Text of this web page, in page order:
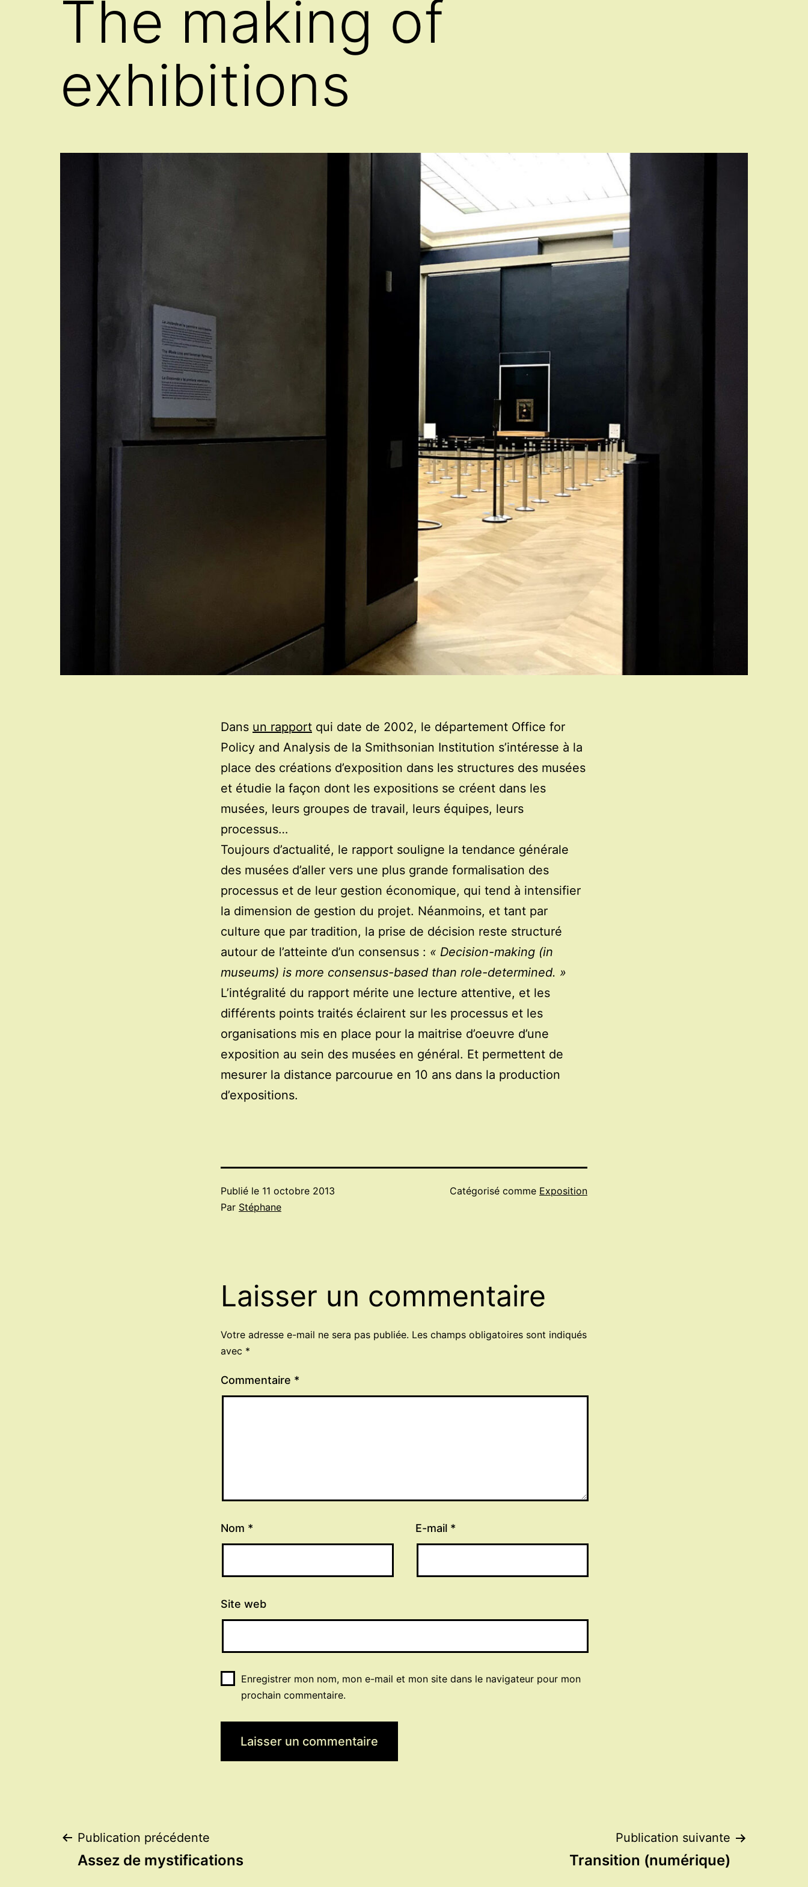
The making of
exhibitions
Dans un rapport qui date de 2002, le département Office for
Policy and Analysis de la Smithsonian Institution s’intéresse à la
place des créations d’exposition dans les structures des musées
et étudie la façon dont les expositions se créent dans les
musées, leurs groupes de travail, leurs équipes, leurs
processus…
Toujours d’actualité, le rapport souligne la tendance générale
des musées d’aller vers une plus grande formalisation des
processus et de leur gestion économique, qui tend à intensifier
la dimension de gestion du projet. Néanmoins, et tant par
culture que par tradition, la prise de décision reste structuré
autour de l’atteinte d’un consensus : « Decision-making (in
museums) is more consensus-based than role-determined. »
L’intégralité du rapport mérite une lecture attentive, et les
différents points traités éclairent sur les processus et les
organisations mis en place pour la maitrise d’oeuvre d’une
exposition au sein des musées en général. Et permettent de
mesurer la distance parcourue en 10 ans dans la production
d’expositions.
Publié le 11 octobre 2013
Par Stéphane
Catégorisé comme Exposition
Laisser un commentaire
Votre adresse e-mail ne sera pas publiée. Les champs obligatoires sont indiqués
avec *
Commentaire *
Nom * E-mail *
Site web
Enregistrer mon nom, mon e-mail et mon site dans le navigateur pour mon
prochain commentaire.
Navigation
Publication précédente
Assez de mystifications
Publication suivante
Transition (numérique)